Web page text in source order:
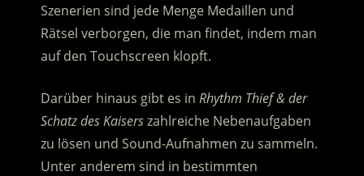
Szenerien sind jede Menge Medaillen und
Rätsel verborgen, die man findet, indem man
auf den Touchscreen klopft.
Darüber hinaus gibt es in Rhythm Thief & der
Schatz des Kaiserszahlreiche Nebenaufgaben
zu lösen und Sound-Aufnahmen zu sammeln.
Unter anderem sind in bestimmten